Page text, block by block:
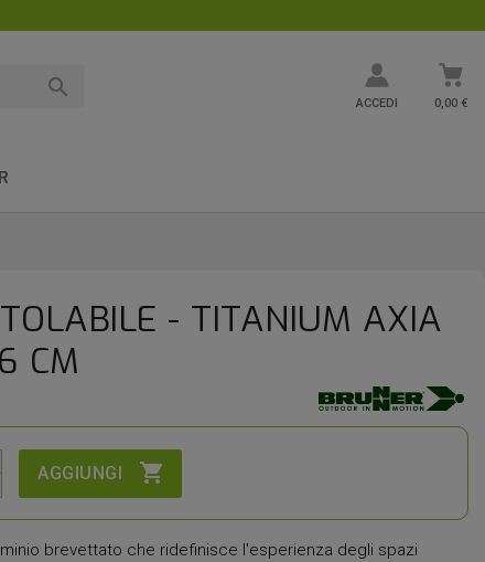

ACCEDI 0,00 €
- TITANIUM AXIA
CM
AGGIUNGI 
brevettato che ridefinisce l'esperienza degli spazi